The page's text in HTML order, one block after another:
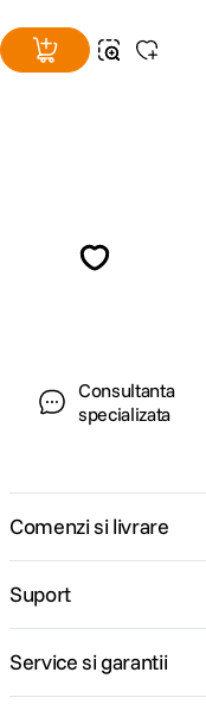
Consultanta
specializata
Comenzi si livrare
Suport
Service si garantii